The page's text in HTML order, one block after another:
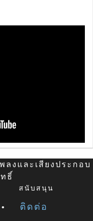
ลงและเสียงประกอบ
ธิ์
สนับสนุน
ติดต่อ